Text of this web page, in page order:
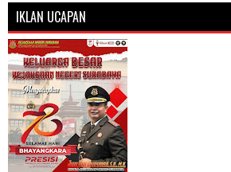
IKLAN UCAPAN